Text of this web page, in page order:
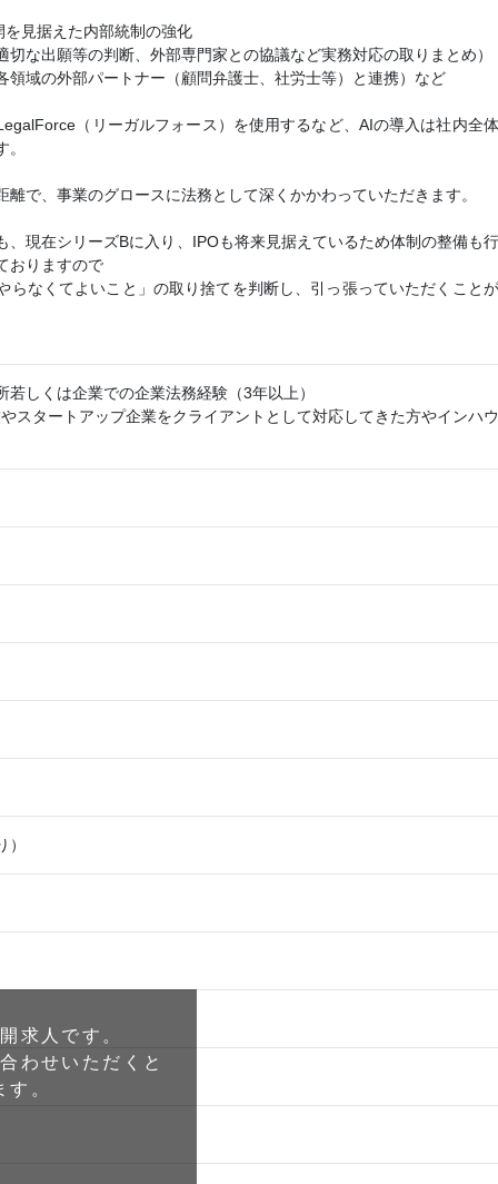
見据えた内部統制の強化
切な出願等の判断、外部専門家との協議など実務対応の取りまとめ）
領域の外部パートナー（顧問弁護士、社労士等）と連携）など
（リーガルフォース）を使用するなど、AIの導入は社内全
離で、事業のグロースに法務として深くかかわっていただきます。
、現在シリーズBに入り、IPOも将来見据えているため体制の整備も
おりますので
らなくてよいこと」の取り捨てを判断し、引っ張っていただくこと
若しくは企業での企業法務経験（3年以上）
スタートアップ企業をクライアントとして対応してきた方やインハ
求人です。
わせいただくと
。